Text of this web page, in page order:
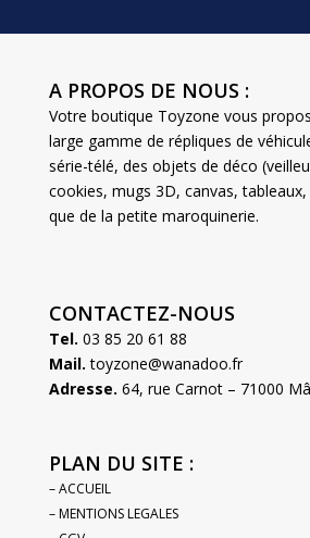
A PROPOS DE NOUS :
Votre boutique Toyzone vous
large gamme de répliques de
série-télé, des objets de déco
cookies, mugs 3D, canvas,
que de la petite maroquinerie.
CONTACTEZ-NOUS
Tel. 03 85 20 61 88
Mail. toyzone@wanadoo.fr
Adresse. 64, rue Carnot – 71000
PLAN DU SITE :
– ACCUEIL
– MENTIONS LEGALES